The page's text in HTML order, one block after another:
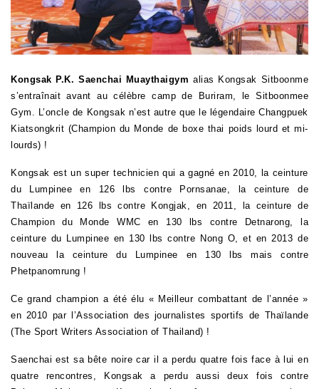
Kongsak P.K. Saenchai Muaythaigym alias Kongsak Sitboonme
s’entraînait avant au célèbre camp de Buriram, le Sitboonmee
Gym. L’oncle de Kongsak n’est autre que le légendaire Changpuek
Kiatsongkrit (Champion du Monde de boxe thai poids lourd et mi-
lourds) !
Kongsak est un super technicien qui a gagné en 2010, la ceinture
du Lumpinee en 126 lbs contre Pornsanae, la ceinture de
Thaïlande en 126 lbs contre Kongjak, en 2011, la ceinture de
Champion du Monde WMC en 130 lbs contre Detnarong, la
ceinture du Lumpinee en 130 lbs contre Nong O, et en 2013 de
nouveau la ceinture du Lumpinee en 130 lbs mais contre
Phetpanomrung !
Ce grand champion a été élu « Meilleur combattant de l’année »
en 2010 par l’Association des journalistes sportifs de Thaïlande
(The Sport Writers Association of Thailand) !
Saenchai est sa bête noire car il a perdu quatre fois face à lui en
quatre rencontres, Kongsak a perdu aussi deux fois contre